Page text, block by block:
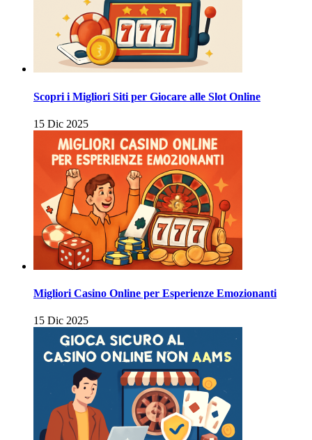
Scopri i Migliori Siti per Giocare alle Slot Online
15 Dic 2025
Migliori Casino Online per Esperienze Emozionanti
15 Dic 2025